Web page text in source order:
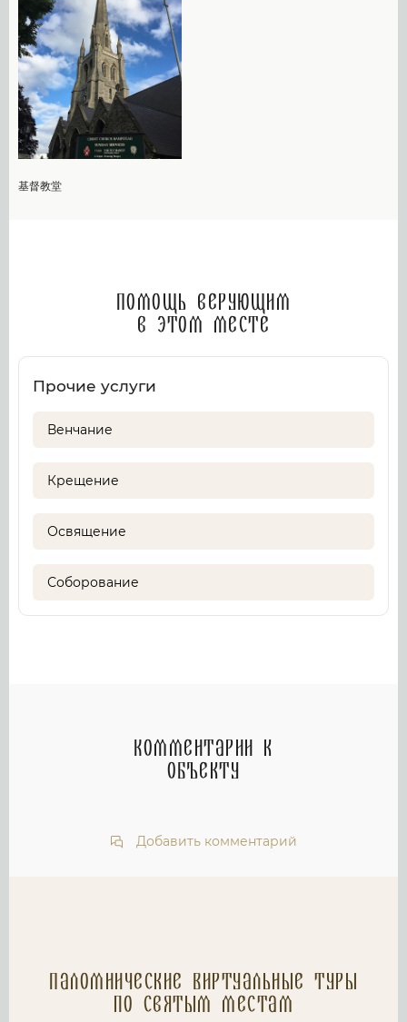
基督教堂
Помощь верующим
в этом месте
Прочие услуги
Венчание
Крещение
Освящение
Соборование
Комментарии к
объекту
Добавить комментарий
Паломнические Виртуальные туры
по святым местам